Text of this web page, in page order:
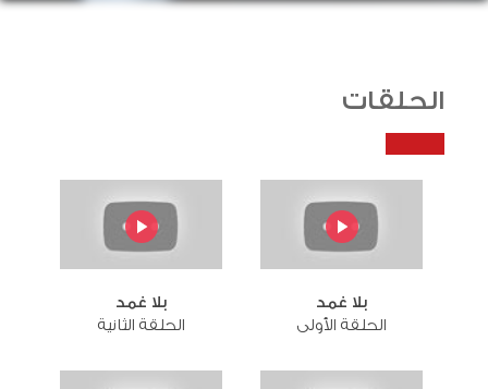
الحلقات
بلا غمد
الحلقة الأولى
بلا غمد
الحلقة الثانية